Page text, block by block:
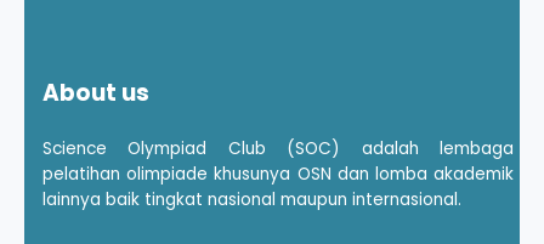
About us
Science Olympiad Club (SOC) adalah lembaga
pelatihan olimpiade khusunya OSN dan lomba akademik
lainnya baik tingkat nasional maupun internasional.